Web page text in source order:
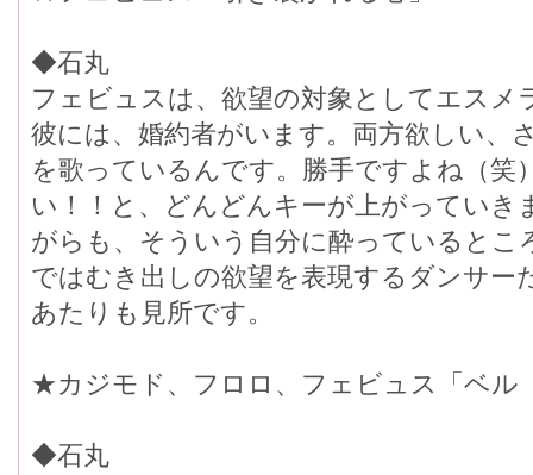
◆石丸
フェビュスは、欲望の対象としてエス
彼には、婚約者がいます。両方欲しい、
を歌っているんです。勝手ですよね（笑
い！！と、どんどんキーが上がっていき
がらも、そういう自分に酔っているとこ
ではむき出しの欲望を表現するダンサー
あたりも見所です。
★カジモド、フロロ、フェビュス「ベ
◆石丸